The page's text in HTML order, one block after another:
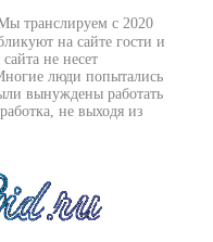
транслируем с 2020
на сайте гости и
не несет
люди попытались
вынуждены работать
не выходя из
вы хотите заняться и, что
для вас всю
которые
день. Просто